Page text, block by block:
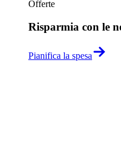
Offerte
Risparmia con le
Pianifica la spesa